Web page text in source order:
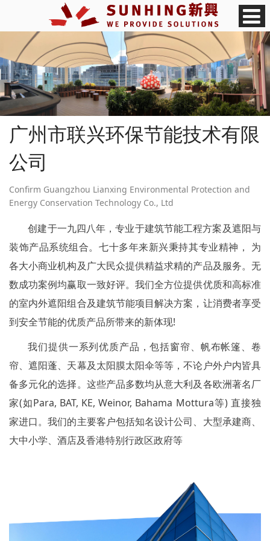
广州市联兴环保节能技术有限
公司
Confirm Guangzhou Lianxing Environmental Protection and
Energy Conservation Technology Co., Ltd
创建于一九四八年，专业于建筑节能工程方案及遮阳与
装饰产品系统组合。七十多年来新兴秉持其专业精神， 为
各大小商业机构及广大民众提供精益求精的产品及服务。无
数成功案例均赢取一致好评。我们全方位提供优质和高标准
的室内外遮阳组合及建筑节能项目解决方案，让消费者享受
到安全节能的优质产品所带来的新体现!
我们提供一系列优质产品，包括窗帘、帆布帐篷、卷
帘、遮阳蓬、天幕及太阳膜太阳伞等等，不论户外户内皆具
备多元化的选择。这些产品多数均从意大利及各欧洲著名厂
家(如Para, BAT, KE, Weinor, Bahama Mottura等) 直接独
家进口。我们的主要客户包括知名设计公司、大型承建商、
大中小学、酒店及香港特别行政区政府等